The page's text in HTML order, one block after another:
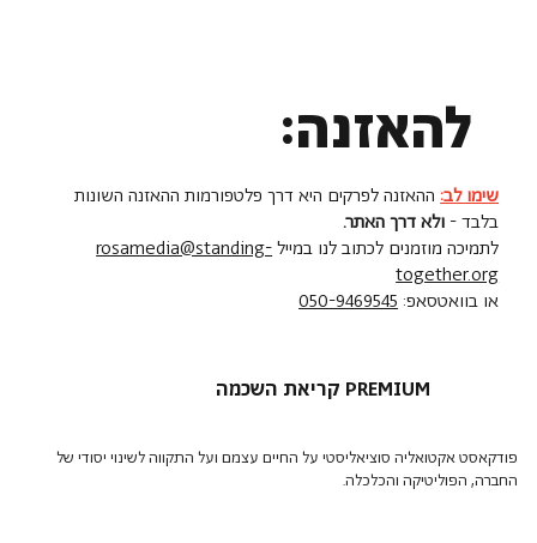
להאזנה:
שימו לב: ההאזנה לפרקים היא דרך פלטפורמות ההאזנה השונות
בלבד - ולא דרך האתר.
לתמיכה מוזמנים לכתוב לנו במיילrosamedia@standing-
together.org
או בוואטסאפ: 050-9469545
קריאת השכמה PREMIUM
פודקאסט אקטואליה סוציאליסטי על החיים עצמם ועל התקווה לשינוי יסודי של
החברה, הפוליטיקה והכלכלה.